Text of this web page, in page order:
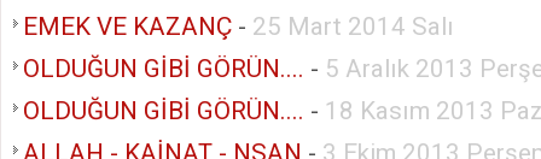
EMEK VE KAZANÇ - 25 Mart 2014 Salı
OLDUĞUN GİBİ GÖRÜN.... - 5 Aralık 2013
OLDUĞUN GİBİ GÖRÜN.... - 18 Kasım 2013
ALLAH - KAİNAT - NSAN - 3 Ekim 2013